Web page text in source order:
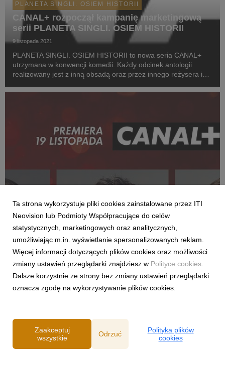
PLANETA SINGLI. OSIEM HISTORII
CANAL+ rozpoczął kampanię marketingową
serii PLANETA SINGLI. OSIEM HISTORII
9 listopada 2021
PLANETA SINGLI. OSIEM HISTORII to nowa seria CANAL+
utrzymana w konwencji komedii. Każdy odcinek antologii
realizowany jest z inną obsadą oraz przez innego reżysera i
serialu właśnie się rozpoczęła. Media zostały zaplan...
PLANETA SINGLI. OSIEM HISTORII
CANAL+ prezentuje pierwszy trailer i plakat
serii PLANETA SINGLI. OSIEM HISTORII oraz
ujawnia datę premiery
3 listopada 2021
Już 19 listopada premiera utrzymanej w konwencji komedii
serii PLANETA SINGLI. OSIEM HISTORII. To osiem osobnych,
uniwersalnych historii o miłości, która nie zna granic wieku. Ich
Ta strona wykorzystuje pliki cookies zainstalowane przez ITI
Neovision lub Podmioty Współpracujące do celów
statystycznych, marketingowych oraz analitycznych,
umożliwiając m.in. wyświetlanie spersonalizowanych reklam.
Więcej informacji dotyczących plików cookies oraz możliwości
zmiany ustawień przeglądarki znajdziesz w Polityce cookies
Dalsze korzystnie ze strony bez zmiany ustawień przeglądarki
oznacza zgodę na wykorzystywanie plików cookies.
Zaakceptuj
wszystkie
Odrzuć
Polityka plików
cookies